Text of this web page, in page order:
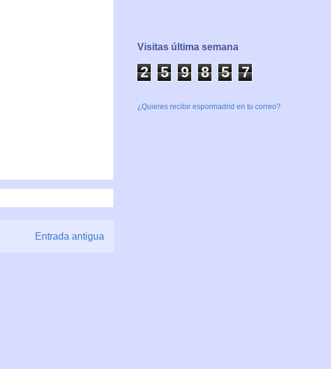
Entrada antigua
Visitas última semana
2 5 9 8 5 8
¿Quieres recibir espormadrid en tu correo?